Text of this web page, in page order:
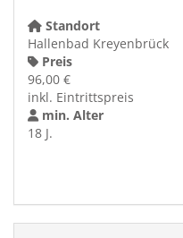
Standort
Hallenbad Kreyenbrück
Preis
96,00 €
inkl. Eintrittspreis
min. Alter
18 J.